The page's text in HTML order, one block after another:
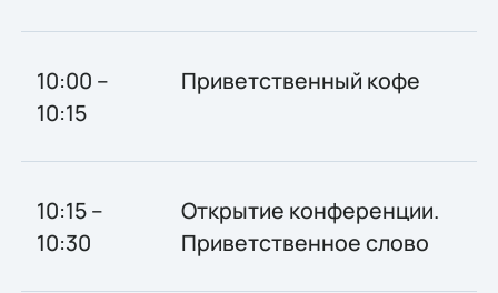
10:00 –
10:15
Приветственный кофе
10:15 –
10:30
Открытие конференции.
Приветственное слово